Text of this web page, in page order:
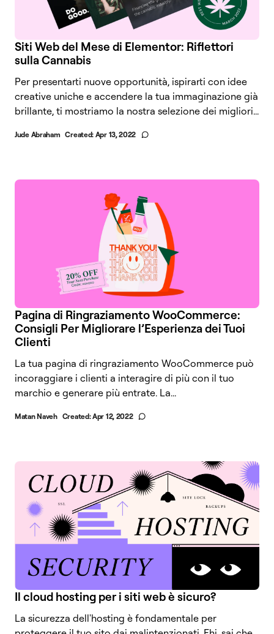
Siti Web del Mese di Elementor: Riflettori
sulla Cannabis
Per presentarti nuove opportunità, ispirarti con idee
creative uniche e accendere la tua immaginazione già
brillante, ti mostriamo la nostra selezione dei migliori...
Jude Abraham Created: Apr 13, 2022
Pagina di Ringraziamento WooCommerce:
Consigli Per Migliorare l’Esperienza dei Tuoi
Clienti
La tua pagina di ringraziamento WooCommerce può
incoraggiare i clienti a interagire di più con il tuo
marchio e generare più entrate. La...
Matan Naveh Created:Apr 12, 2022
Il cloud hosting per i siti web è sicuro?
La sicurezza dell'hosting è fondamentale per